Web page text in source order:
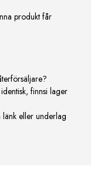
produkt får
finnsi lager
länk eller underlag